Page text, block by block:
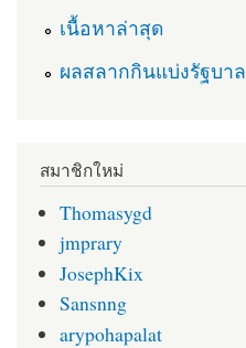
เนื้อหาล่าสุด
ผลสลากกินแบ่งรัฐบาล
สมาชิกใหม่
Thomasygd
jmprary
JosephKix
Sansnng
arypohapalat